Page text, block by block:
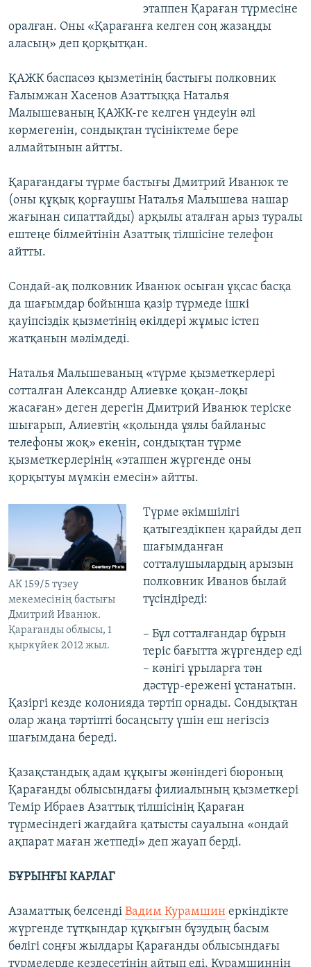
этаппен Қараған түрмесіне
оралған. Оны «Қарағанға келген соң жазаңды
аласың» деп қорқытқан.
ҚАЖК баспасөз қызметінің бастығы полковник
Ғалымжан Хасенов Азаттыққа Наталья
Малышеваның ҚАЖК-ге келген үндеуін әлі
көрмегенін, сондықтан түсініктеме бере
алмайтынын айтты.
Қарағандағы түрме бастығы Дмитрий Иванюк те
(оны құқық қорғаушы Наталья Малышева нашар
жағынан сипаттайды) арқылы аталған арыз туралы
ештеңе білмейтінін Азаттық тілшісіне телефон
айтты.
Сондай-ақ полковник Иванюк осыған ұқсас басқа
да шағымдар бойынша қазір түрмеде ішкі
қауіпсіздік қызметінің өкілдері жұмыс істеп
жатқанын мәлімдеді.
Наталья Малышеваның «түрме қызметкерлері
сотталған Александр Алиевке қоқан-лоқы
жасаған» деген дерегін Дмитрий Иванюк теріске
шығарып, Алиевтің «қолында ұялы байланыс
телефоны жоқ» екенін, сондықтан түрме
қызметкерлерінің «этаппен жүргенде оны
қорқытуы мүмкін емесін» айтты.
АК 159/5 түзеу
мекемесінің бастығы
Дмитрий Иванюк.
Қарағанды облысы, 1
қыркүйек 2012 жыл.
Түрме әкімшілігі
қатыгездікпен қарайды деп
шағымданған
сотталушылардың арызын
полковник Иванов былай
түсіндіреді:
– Бұл сотталғандар бұрын
теріс бағытта жүргендер еді
– кәнігі ұрыларға тән
дәстүр-ережені ұстанатын.
Қазіргі кезде колонияда тәртіп орнады. Сондықтан
олар жаңа тәртіпті босаңсыту үшін еш негізсіз
шағымдана береді.
Қазақстандық адам құқығы жөніндегі бюроның
Қарағанды облысындағы филиалының қызметкері
Темір Ибраев Азаттық тілшісінің Қараған
түрмесіндегі жағдайға қатысты сауалына «ондай
ақпарат маған жетпеді» деп жауап берді.
БҰРЫНҒЫ КАРЛАГ
Азаматтық белсенді Вадим Курамшин еркіндікте
жүргенде тұтқындар құқығын бұзудың басым
бөлігі соңғы жылдары Қарағанды облысындағы
түрмелерде кездесетінін айтып еді. Курамшиннің